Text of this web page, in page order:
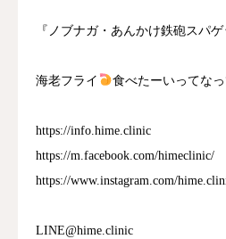
『ノブナガ・あんかけ鉄砲スパゲ
海老フライ 食べたーいってな
https://info.hime.clinic
https://m.facebook.com/himeclinic/
https://www.instagram.com/
LINE@hime.clinic